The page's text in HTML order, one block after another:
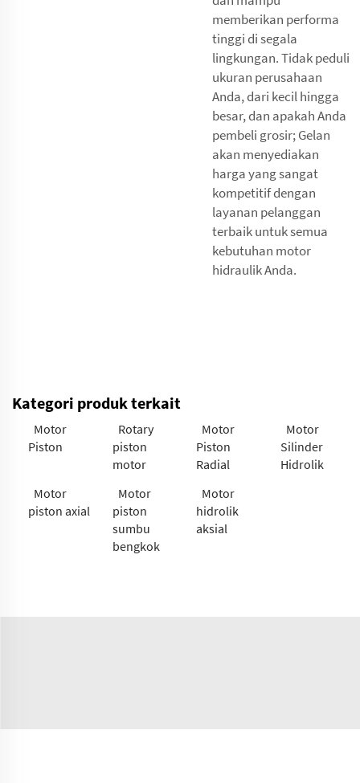
memberikan performa
tinggi di segala
lingkungan. Tidak peduli
ukuran perusahaan
Anda, dari kecil hingga
besar, dan apakah Anda
pembeli grosir; Gelan
akan menyediakan
harga yang sangat
kompetitif dengan
layanan pelanggan
terbaik untuk semua
kebutuhan motor
hidraulik Anda.
Kategori produk terkait
Motor
Piston
Rotary
piston
motor
Motor
Piston
Radial
Motor
Silinder
Hidrolik
Motor
piston axial
Motor
piston
sumbu
bengkok
Motor
hidrolik
aksial